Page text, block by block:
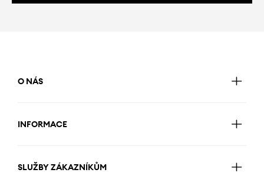
O NÁS
INFORMACE
SLUŽBY ZÁKAZNÍKŮM